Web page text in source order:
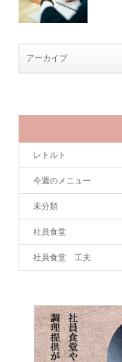
レトルト
今週のメニュー
未分類
社員食堂
社員食堂 工夫